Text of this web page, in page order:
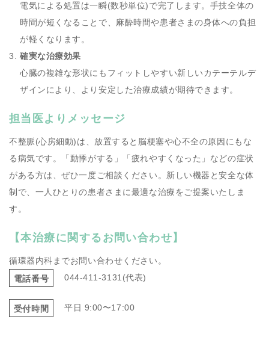
電気による処置は一瞬(数秒単位)で完了します。手技全体の
時間が短くなることで、麻酔時間や患者さまの身体への負担
が軽くなります。
確実な治療効果
心臓の複雑な形状にもフィットしやすい新しいカテーテルデ
ザインにより、より安定した治療成績が期待できます。
担当医よりメッセージ
不整脈(心房細動)は、放置すると脳梗塞や心不全の原因にもな
る病気です。「動悸がする」「疲れやすくなった」などの症状
がある方は、ぜひ一度ご相談ください。新しい機器と安全な体
制で、一人ひとりの患者さまに最適な治療をご提案いたしま
す。
【本治療に関するお問い合わせ】
循環器内科までお問い合わせください。
電話番号
044-411-3131(代表)
受付時間 平日 9:00〜17:00